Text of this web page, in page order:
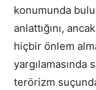
konumunda
anlattığını,
hiçbir önlem
terörizm